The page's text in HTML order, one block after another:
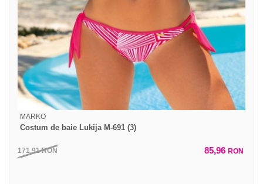
MARKO
Costum de baie Lukija M-691 (3)
171,91RON 85,96 RON